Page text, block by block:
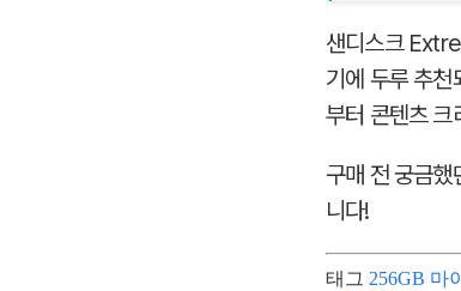
샌디스크
기에 두루 추
부터 콘텐츠 크
구매 전 궁금했
니다!
태그 256GB 마